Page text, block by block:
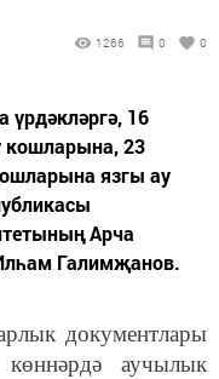
1266 0 0
үрдәкләргә, 16
кошларына, 23
язгы ау
Арча
Галимҗанов.
документлары
аучылык